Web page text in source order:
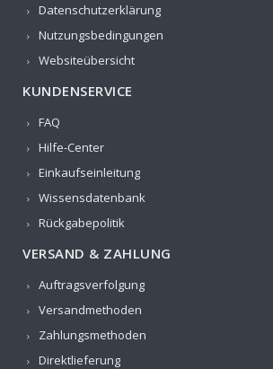
Datenschutzerklärung
Nutzungsbedingungen
Websiteübersicht
KUNDENSERVICE
FAQ
Hilfe-Center
Einkaufseinleitung
Wissensdatenbank
Rückgabepolitik
VERSAND & ZAHLUNG
Auftragsverfolgung
Versandmethoden
Zahlungsmethoden
Direktlieferung